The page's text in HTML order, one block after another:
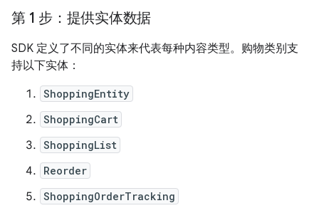
第 1 步：提供实体数据
SDK 定义了不同的实体来代表每种内容类型。购物类别支
持以下实体：
ShoppingEntity
ShoppingCart
ShoppingList
Reorder
ShoppingOrderTracking